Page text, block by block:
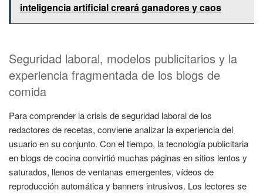
inteligencia artificial creará ganadores y caos
Seguridad laboral, modelos publicitarios y la
experiencia fragmentada de los blogs de
comida
Para comprender la crisis de seguridad laboral de los
redactores de recetas, conviene analizar la experiencia del
usuario en su conjunto. Con el tiempo, la tecnología publicitaria
en blogs de cocina convirtió muchas páginas en sitios lentos y
saturados, llenos de ventanas emergentes, vídeos de
reproducción automática y banners intrusivos. Los lectores se